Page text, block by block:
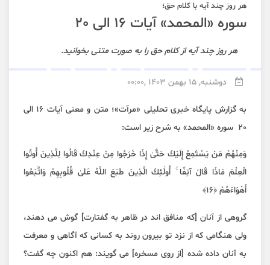
هر روز چند آیه با کلام حق؛
سوره «المحمد» آیات 16 الی 20
هر روز چند آیه از کلام حق را به صورت متنی بخوانید.
دوشنبه, 15 بهمن 1403 ,00:00
به گزارش پایگاه خبری تحلیلی «مرآت»؛ متن و معنی آیات 16 الی
20 سوره «المحمد» به شرح زیر است:
وَمِنْهُمْ مَنْ يَسْتَمِعُ إِلَيْكَ حَتَّىٰ إِذَا خَرَجُوا مِنْ عِنْدِكَ قَالُوا لِلَّذِينَ أُوتُوا
الْعِلْمَ مَاذَا قَالَ آنِفًا ۚ أُولَٰئِكَ الَّذِينَ طَبَعَ اللَّهُ عَلَىٰ قُلُوبِهِمْ وَاتَّبَعُوا
أَهْوَاءَهُمْ ﴿١٦﴾
گروهی از آنان [که منافق اند در ظاهر به گفتارت] گوش می دهند،
ولی هنگامی که از نزد تو بیرون روند به کسانی که آگاهی و معرفت
به آنان داده شده [از روی مسخره] می گویند: هم اکنون چه گفت؟